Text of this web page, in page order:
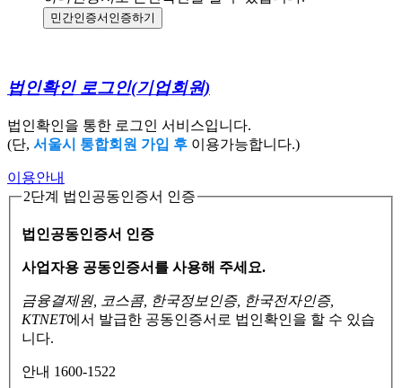
민간인증서 인증하기
법인확인 로그인(기업회원)
법인확인을 통한 로그인 서비스입니다.
(단, 서울시 통합회원 가입 후 이용가능합니다.)
이용안내
2단계 법인공동인증서 인증
법인공동인증서 인증
사업자용 공동인증서를 사용해 주세요.
금융결제원, 코스콤, 한국정보인증, 한국전자인증,
KTNET에서 발급한 공동인증서로 법인확인을 할 수 있습
니다.
안내 1600-1522